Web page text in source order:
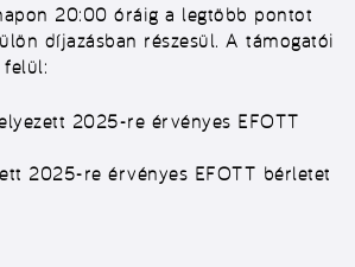
20:00 óráig a legtöbb pontot
díjazásban részesül. A támogatói
felül:
2025-re érvényes EFOTT
2025-re érvényes EFOTT bérletet